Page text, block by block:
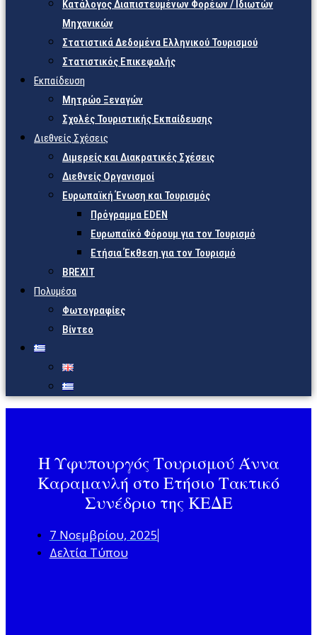
Κατάλογος Διαπιστευμένων Φορέων / Ιδιωτών
Μηχανικών
Στατιστικά Δεδομένα Ελληνικού Τουρισμού
Στατιστικός Επικεφαλής
Εκπαίδευση
Μητρώο Ξεναγών
Σχολές Τουριστικής Εκπαίδευσης
Διεθνείς Σχέσεις
Διμερείς και Διακρατικές Σχέσεις
Διεθνείς Οργανισμοί
Ευρωπαϊκή Ένωση και Τουρισμός
Πρόγραμμα EDEN
Ευρωπαϊκό Φόρουμ για τον Τουρισμό
Ετήσια Έκθεση για τον Τουρισμό
BREXIT
Πολυμέσα
Φωτογραφίες
Βίντεο
H Υφυπουργός Τουρισμού Άννα
Καραμανλή στο Ετήσιο Τακτικό
Συνέδριο της ΚΕΔΕ
7 Νοεμβρίου, 2025
Δελτία Τύπου